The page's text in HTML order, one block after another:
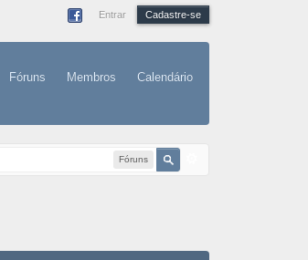
Entrar Cadastre-se
Fóruns Membros Calendário
Fóruns